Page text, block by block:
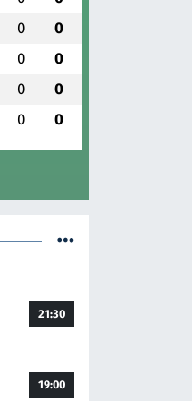
0 0
0 0
0 0
0 0
21:30
19:00